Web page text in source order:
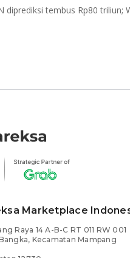
diprediksi tembus Rp80 triliun;
Marketplace
Raya 14 A-B-C RT 011 RW 001
Kecamatan Mampang